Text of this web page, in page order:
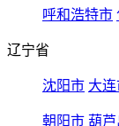
呼和浩特市
辽宁省
沈阳市 大
朝阳市 葫